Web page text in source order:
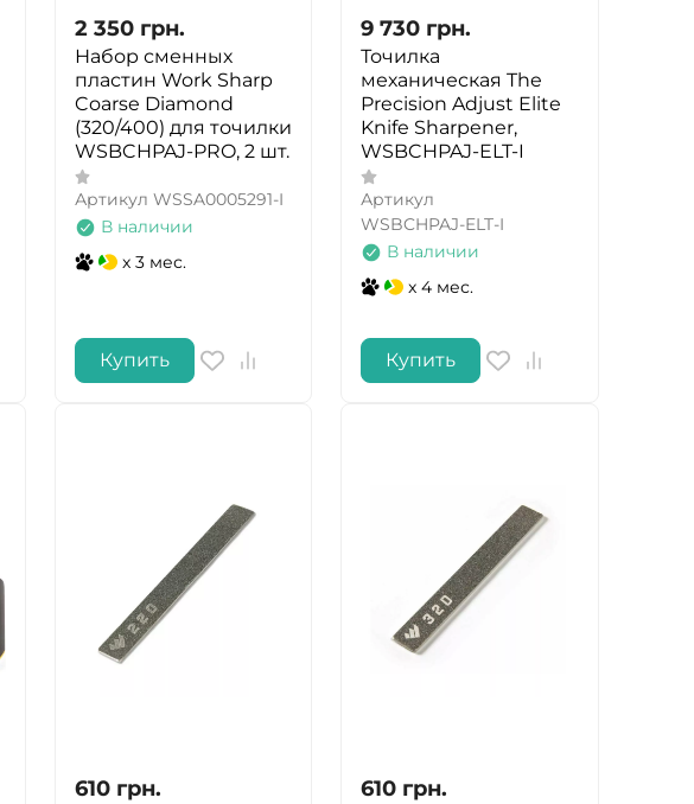
2 350 грн.
Набор сменных
пластин Work Sharp
Coarse Diamond
(320/400) для точилки
WSBCHPAJ-PRO, 2 шт.
Артикул WSSA0005291-I
В наличии
x 3 мес.
Купить
9 730 грн.
Точилка
механическая The
Precision Adjust Elite
Knife Sharpener,
WSBCHPAJ-ELT-I
Артикул
WSBCHPAJ-ELT-I
В наличии
x 4 мес.
Купить
610 грн. 610 грн.